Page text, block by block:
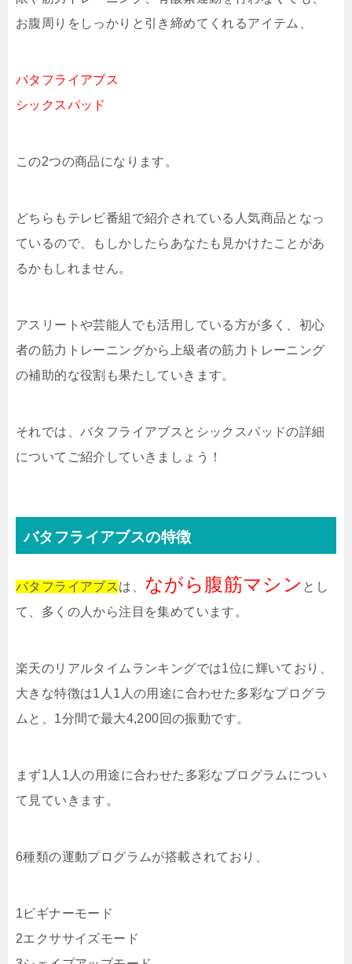
お腹周りをしっかりと引き締めてくれるアイテム、
バタフライアブス
シックスパッド
この2つの商品になります。
どちらもテレビ番組で紹介されている人気商品となっ
ているので、もしかしたらあなたも見かけたことがあ
るかもしれません。
アスリートや芸能人でも活用している方が多く、初心
者の筋力トレーニングから上級者の筋力トレーニング
の補助的な役割も果たしていきます。
それでは、バタフライアブスとシックスパッドの詳細
についてご紹介していきましょう！
バタフライアブスの特徴
バタフライアブス は、 ながら腹筋マシン とし
て、多くの人から注目を集めています。
楽天のリアルタイムランキングでは1位に輝いており、
大きな特徴は1人1人の用途に合わせた多彩なプログラ
ムと、1分間で最大4,200回の振動です。
まず1人1人の用途に合わせた多彩なプログラムについ
て見ていきます。
6種類の運動プログラムが搭載されており、
1ビギナーモード
2エクササイズモード